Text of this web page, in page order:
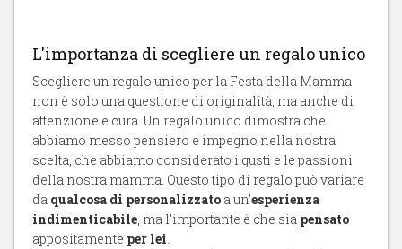
L'importanza di scegliere un regalo unico
Scegliere un regalo unico per la Festa della Mamma
non è solo una questione di originalità, ma anche di
attenzione e cura. Un regalo unico dimostra che
abbiamo messo pensiero e impegno nella nostra
scelta, che abbiamo considerato i gusti e le passioni
della nostra mamma. Questo tipo di regalo può variare
da qualcosa di personalizzato a un’esperienza
indimenticabile, ma l'importante è che sia pensato
appositamente per lei.